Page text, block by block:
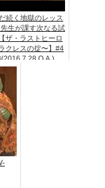
続く地獄のレッス
生が課す次なる試
ザ・ラストヒーロ
クレスの掟〜】#4
O.A.)